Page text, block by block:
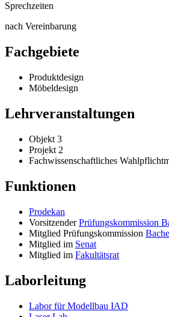
Sprechzeiten
nach Vereinbarung
Fachgebiete
Produktdesign
Möbeldesign
Lehrveranstaltungen
Objekt 3
Projekt 2
Fachwissenschaftliches
Funktionen
Prodekan
VorsitzenderPrüfungskommission
Mitglied Prüfungskommission
Mitglied im Senat
Mitglied im Fakultätsrat
Laborleitung
Labor für Modellbau IAD